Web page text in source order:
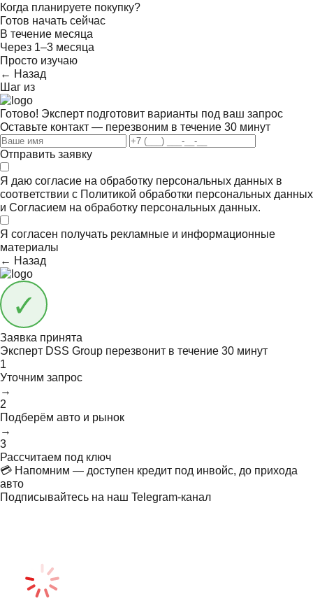
Когда планируете покупку?
Готов начать сейчас
В течение месяца
Через 1–3 месяца
Просто изучаю
← Назад
Шаг из
Готово! Эксперт подготовит варианты под ваш запрос
Оставьте контакт — перезвоним в течение 30 минут
Отправить заявку
Я даю согласие на обработку персональных данных в
соответствии с Политикой обработки персональных данных
и Согласием на обработку персональных данных.
Я согласен получать рекламные и информационные
материалы
← Назад
Заявка принята
Эксперт DSS Group перезвонит в течение 30 минут
1
Уточним запрос
→
2
Подберём авто и рынок
→
3
Рассчитаем под ключ
💳 Напомним — доступен кредит под инвойс, до прихода
авто
Подписывайтесь на наш Telegram-канал